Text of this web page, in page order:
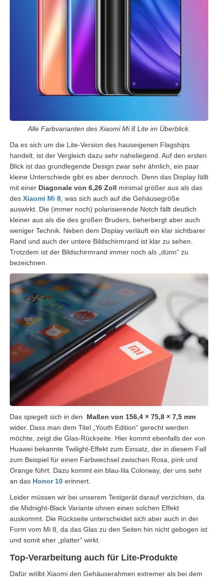
Alle Farbvarianten des Xiaomi Mi 8 Lite im Überblick.
Da es sich um die Lite-Version des hauseigenen Flagships
handelt, ist der Vergleich dazu sehr naheliegend. Auf den ersten
Blick ist das grundlegende Design zwar sehr ähnlich, ein paar
kleine Unterschiede gibt es aber dennoch. Denn das Display fällt
mit einer Diagonale von 6,26 Zoll minimal größer aus als das
des Xiaomi Mi 8 , was sich auch auf die Gehäusegröße
auswirkt. Die (immer noch) polarisierende Notch fällt deutlich
kleiner aus als die des großen Bruders, beherbergt aber auch
weniger Technik. Neben dem Display verläuft ein klar sichtbarer
Rand und auch der untere Bildschirmrand ist klar zu sehen.
Trotzdem ist der Bildschirmrand immer noch als „dünn“ zu
bezeichnen.
Das spiegelt sich in den Maßen von 156,4 × 75,8 × 7,5 mm
wider. Dass man dem Titel „Youth Edition“ gerecht werden
möchte, zeigt die Glas-Rückseite. Hier kommt ebenfalls der von
Huawei bekannte Twilight-Effekt zum Einsatz, der in diesem Fall
zum Beispiel für einen Farbwechsel zwischen Rosa, pink und
Orange führt. Dazu kommt ein blau-lila Colorway, der uns sehr
an das Honor 10 erinnert.
Leider müssen wir bei unserem Testgerät darauf verzichten, da
die Midnight-Black Variante ohnen einen solchen Effekt
auskommt. Die Rückseite unterscheidet sich aber auch in der
Form vom Mi 8, da das Glas zu den Seiten hin nicht gebogen ist
und somit eher „platter“ wirkt.
Top-Verarbeitung auch für Lite-Produkte
Dafür wölbt Xiaomi den Gehäuserahmen extremer als bei dem